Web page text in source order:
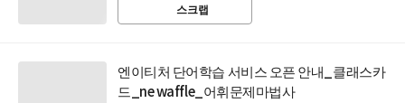
스크랩
엔이티처 단어학습 서비스 오픈 안내_클래스카
드_ne waffle_어휘문제마법사